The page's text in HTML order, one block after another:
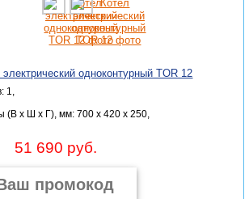
одноконтурный TOR 12
1,
(В x Ш x Г), мм: 700 x 420 x 250,
51 690 руб.